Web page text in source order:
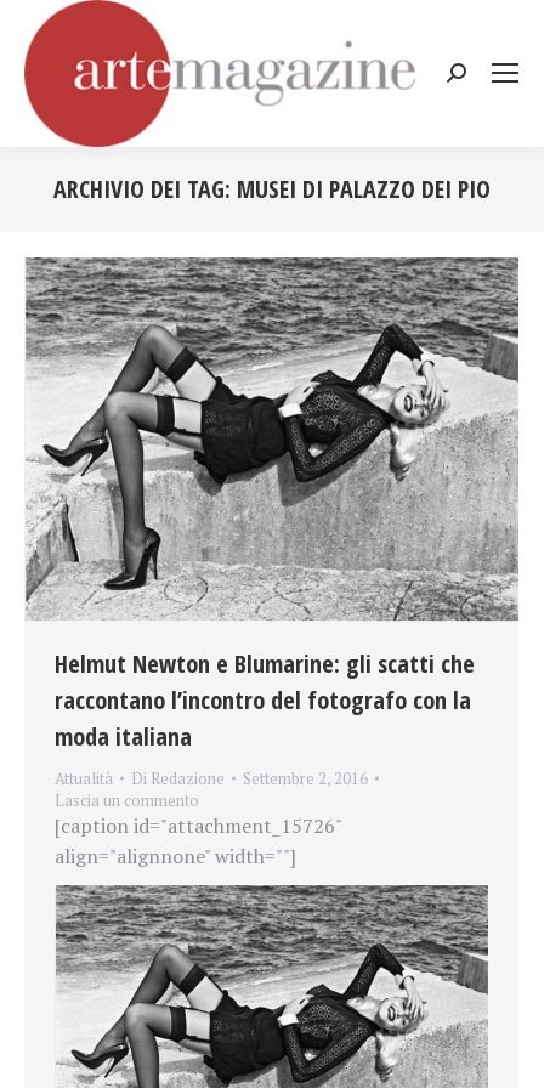
Cerca:
ARCHIVIO DEI TAG: MUSEI DI PALAZZO DEI PIO
Helmut Newton e Blumarine: gli scatti che
raccontano l’incontro del fotografo con la
moda italiana
Attualità Di Redazione
Settembre 2, 2016
Lascia un commento
[caption id="attachment_15726"
align="alignnone" width=""]